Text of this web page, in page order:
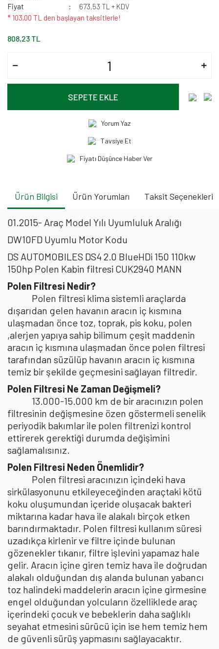
Fiyat
673,53 TL + KDV
* 103,00 TL den başlayan taksitlerle!
808,23 TL
SEPETE EKLE
Yorum Yaz
Tavsiye Et
Fiyatı Düşünce Haber Ver
Ürün Bilgisi Ürün Yorumları Taksit Seçenekleri
01.2015- Araç Model Yılı Uyumluluk Aralığı
DW10FD Uyumlu Motor Kodu
DS AUTOMOBILES DS4 2.0 BlueHDi 150 110kw
150hp Polen Kabin filtresi CUK2940 MANN
Polen Filtresi Nedir?
Polen filtresi klima sistemli araçlarda
dışarıdan gelen havanın aracın iç kısmına
ulaşmadan önce toz, toprak, pis koku, polen
,alerjen yapıya sahip bilimum çeşit maddenin
aracın iç kısmına ulaşmadan önce polen filtresi
tarafından süzülüp havanın aracın iç kısmına
temiz bir şekilde geçmesini sağlayan filtredir.
Polen Filtresi Ne Zaman Değişmeli?
13.000-15.000 km de bir aracınızın polen
filtresinin değişmesine özen göstermeli senelik
periyodik bakımlar ile polen filtrenizi kontrol
ettirerek gerektiği durumda değişimini
sağlamalısınız.
Polen Filtresi Neden Önemlidir?
Polen filtresi aracınızın içindeki hava
sirkülasyonunu etkileyeceğinden araçtaki kötü
koku oluşumundan içeride oluşacak bakteri
miktarına kadar hava ile alakalı birçok etken
barındırmaktadır. Polen filtresi kullanım süresi
uzadıkça kirlenir ve filtre içinde bulunan
gözenekler tıkanır, filtre işlevini yapamaz hale
gelir. Aracın içine giren temiz hava ile doğrudan
alakalı olduğundan dış alanda bulunan yabancı
toz halindeki maddelerin aracın içine girmesine
engel olduğundan yolcuların özelliklede araç
içerindeki çocuk ve bebeklerin daha sağlıklı
seyahat etmesini sürücü için ise hem temiz hem
de güvenli sürüş yapmasını sağlayacaktır.